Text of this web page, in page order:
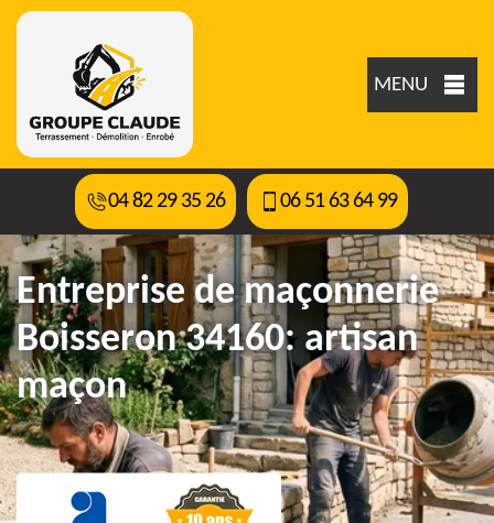
MENU
04 82 29 35 26 06 51 63 64 99
Entreprise de maçonnerie
Boisseron 34160: artisan
maçon